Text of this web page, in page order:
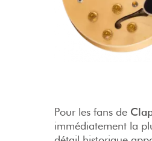
Pour les fans de
immédiatement la